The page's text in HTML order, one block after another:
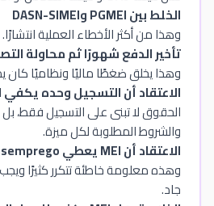
الخلط بين PGMEI وDASN-SIMEI
وهذا من أكثر الأخطاء العملية انتشارًا.
تأخير الدفع شهورًا ثم محاولة
وهذا يخلق ضغطًا ماليًا ونظاميًا كان
الاعتقاد أن التسجيل وحده
الحقوق لا تبنى على التسجيل فقط،
والشروط المطلوبة لكل ميزة.
الاعتقاد أن MEI يعطي seguro-desemprego
وهذه معلومة خاطئة تتكرر كثيرًا
جاد.